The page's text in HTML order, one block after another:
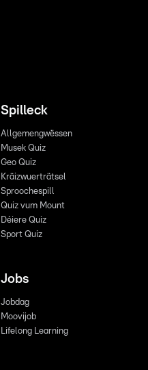
Spilleck
Allgemengwëssen
Musek Quiz
Geo Quiz
Kräizwuerträtsel
Sproochespill
Quiz vum Mount
Déiere Quiz
Sport Quiz
Jobs
Jobdag
Moovijob
Lifelong Learning